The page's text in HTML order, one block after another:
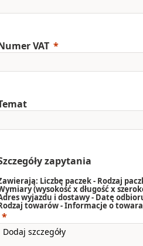
VAT
zapytania
Liczbę paczek - Rodzaj
(wysokość x długość x
wyjazdu i dostawy - Datę
towarów - Informacje o